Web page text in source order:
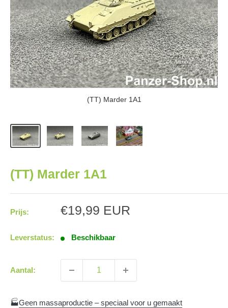
(TT) Marder 1A1
(TT) Marder 1A1
Prijs: Aanbiedingsprijs
€19,99 EUR
Leverstatus: Beschikbaar
Aantal:
🏭Geen massaproductie – speciaal voor u gemaakt